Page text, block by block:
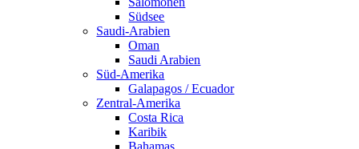
Südsee
Saudi-Arabien
Oman
Saudi Arabien
Süd-Amerika
Galapagos / Ecuador
Zentral-Amerika
Costa Rica
Karibik
Bahamas